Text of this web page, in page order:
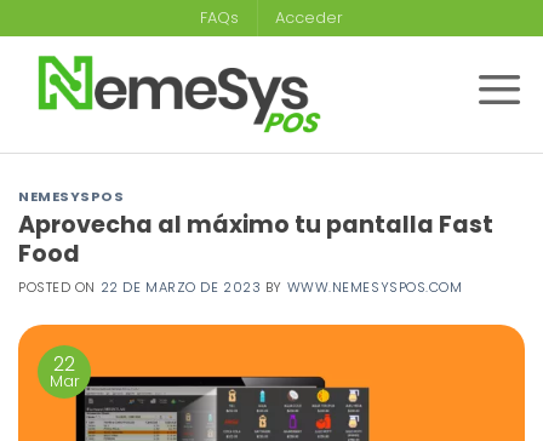
al
contenido
FAQs Acceder
NEMESYSPOS
Aprovecha al máximo tu pantalla Fast
Food
POSTED ON 22 DE MARZO DE 2023 BY WWW.NEMESYSPOS.COM
22
Mar